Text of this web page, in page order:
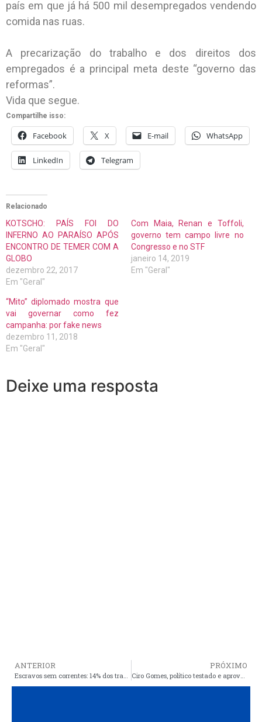
país em que já há 500 mil desempregados vendendo
comida nas ruas.
A precarização do trabalho e dos direitos dos
empregados é a principal meta deste “governo das
reformas”.
Vida que segue.
Compartilhe isso:
Facebook X E-mail WhatsApp
LinkedIn Telegram
Relacionado
KOTSCHO: PAÍS FOI DO
INFERNO AO PARAÍSO APÓS
ENCONTRO DE TEMER COM A
GLOBO
dezembro 22, 2017
Em "Geral"
Com Maia, Renan e Toffoli,
governo tem campo livre no
Congresso e no STF
janeiro 14, 2019
Em "Geral"
“Mito” diplomado mostra que
vai governar como fez
campanha: por fake news
dezembro 11, 2018
Em "Geral"
Deixe uma resposta
ANTERIOR
Escravos sem correntes: 14% dos trabalhadores resgatados no país são encontrados com restrição de liberdade
PRÓXIMO
Ciro Gomes, político testado e aprovado, o mais preparado, competente e único verdadeiramente ficha limpa